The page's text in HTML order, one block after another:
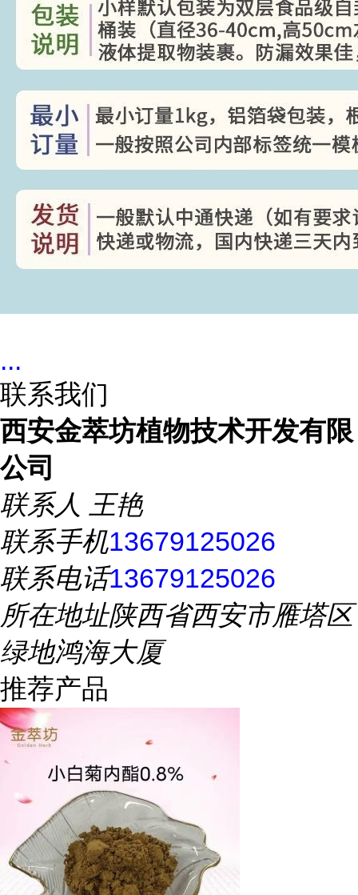
...
联系我们
西安金萃坊植物技术开发有限
公司
联系人 王艳
联系手机13679125026
联系电话13679125026
所在地址陕西省西安市雁塔区
绿地鸿海大厦
推荐产品